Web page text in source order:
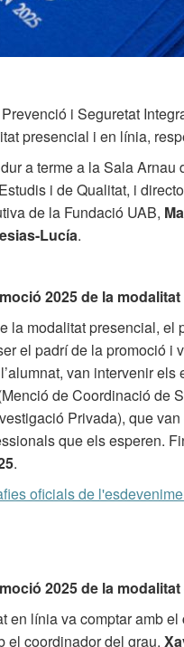
i Seguretat
presencial i en línia,
a terme a la Sala Arnau
i de Qualitat, i
de la Fundació UAB,
Lucía.
2025 de la
la modalitat presencial, el
el padrí de la promoció i
van intervenir els
de Coordinació de
Privada), que
que els esperen.
.
oficials de
2025 de la
en línia va comptar amb el
el coordinador del grau,